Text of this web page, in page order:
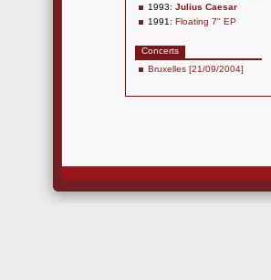
1993: Julius Caesar
1991: Floating 7" EP
Concerts
Bruxelles [21/09/2004]